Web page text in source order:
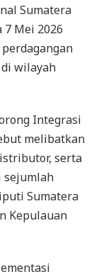
Sumatera
7 Mei 2026
wilayah
Integrasi
melibatkan
serta
sejumlah
Sumatera
Kepulauan